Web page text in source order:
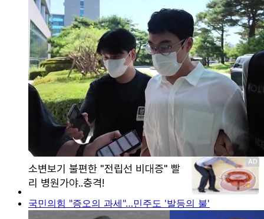
국민의힘 "증오의 과세"…민주도 '발등의 불'